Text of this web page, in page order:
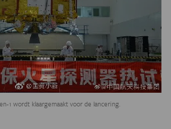
Dynamics Analyzer) is een
doet aan onder andere
en -richting, temperatuur en
ISRU Experiment) is een
om zuurstof te winnen uit de
1 wordt klaargemaakt voor de lancering.